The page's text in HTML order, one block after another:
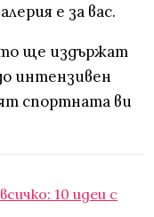
е за вас.
ще издържат
интензивен
спортната ви
10 идеи с